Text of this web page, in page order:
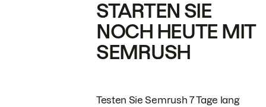
STARTEN SIE
NOCH HEUTE MIT
SEMRUSH
Testen Sie Semrush 7 Tage lang